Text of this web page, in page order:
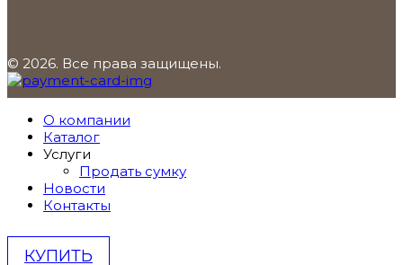
© 2026. Все права защищены.
О компании
Каталог
Услуги
Продать сумку
Новости
Контакты
КУПИТЬ